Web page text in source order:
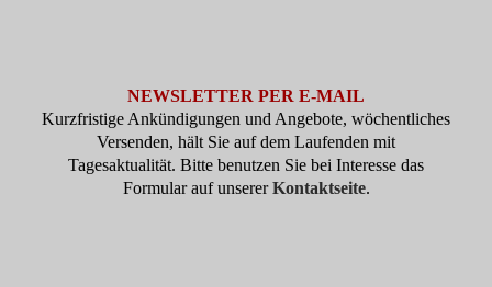
NEWSLETTER PER E-MAIL
Kurzfristige Ankündigungen und Angebote, wöchentliches
Versenden, hält Sie auf dem Laufenden mit
Tagesaktualität. Bitte benutzen Sie bei Interesse das
Formular auf unsererKontaktseite.